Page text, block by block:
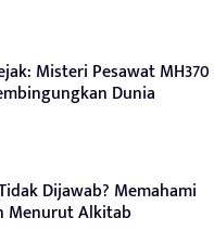
Misteri Pesawat MH370
Dunia
Dijawab? Memahami
Menurut Alkitab